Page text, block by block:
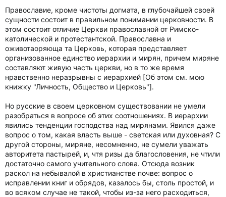
Православие, кроме чистоты догмата, в глубочайшей своей
сущности состоит в правильном понимании церковности. В
этом состоит отличие Церкви православной от Римско-
католической и протестантской. Православна и
оживотаоряюща та Церковь, которая представляет
организованное единство иерархии и мирян, причем миряне
составляют живую часть церкви, но в то же время
нравственно неразрывны с иерархией [Об этом см. мою
книжку "Личность, Общество и Церковь"].
Но русские в своем церковном существовании не умели
разобраться в вопросе об этих соотношениях. В иерархии
явились тенденции господства над мирянами. Явился даже
вопрос о том, какая власть выше - светская или духовная? С
другой стороны, миряне, несомненно, не сумели уважать
авторитета пастырей, и, чтя ризы да благословения, не чтили
достаточно самого учительного слова. Отсюда возник
раскол на небывалой в христианстве почве: вопрос о
исправлении книг и обрядов, казалось бы, столь простой, и
во всяком случае не такой, чтобы из-за него расходиться,